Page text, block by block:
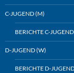
C-JUGEND (M)
BERICHTE C-
D-JUGEND (W)
BERICHTE D-